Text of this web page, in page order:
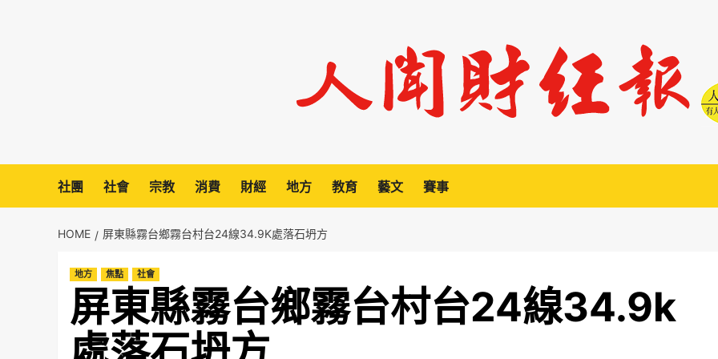
社團 社會 宗教 消費 財經 地方 教育 藝文 賽事
HOME 屏東縣霧台鄉霧台村台24線34.9K處落石坍方
地方 焦點 社會
屏東縣霧台鄉霧台村台24線34.9k